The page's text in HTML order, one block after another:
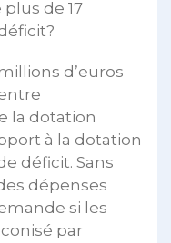
plus de 17
d’euros
la dotation
à la dotation
déficit. Sans
dépenses
si les
par